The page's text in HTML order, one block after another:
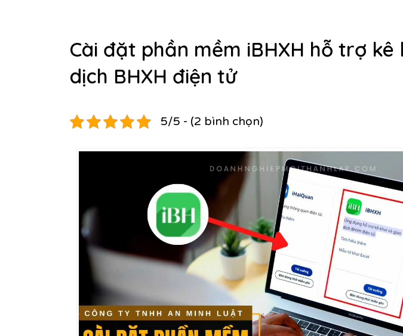
Cài đặt phần mềm iBHXH hỗ trợ kê
dịch BHXH điện tử
5/5 - (2 bình chọn)